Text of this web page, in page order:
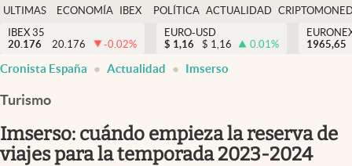
USA
Actualidad
Criptomonedas
España
ULTIMAS
NOTICIAS
ECONOMÍA
FINANZAS
IBEX
EURO
POLÍTICA ACTUALIDAD
IBEX 35
20.176
20.176 -0.02%
EURO-USD
$ 1,16 $ 1,16 0.01%
1965,65
Cronista España Actualidad Imserso
Turismo
Imserso: cuándo empieza la reserva de
viajes para la temporada 2023-2024